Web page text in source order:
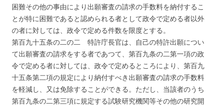
困難その他の事由により出願審査の請求の手数料を納付するこ
とが特に困難であると認められる者として政令で定める者以外
の者に対しては、政令で定める件数を限度とする。
第百九十五条の二の二 特許庁長官は、自己の特許出願につい
て出願審査の請求をする者であつて、第百九条の二第一項の政
令で定める者に対しては、政令で定めるところにより、第百九
十五条第二項の規定により納付すべき出願審査の請求の手数料
を軽減し、又は免除することができる。ただし、当該者のうち
第百九条の二第三項に規定する試験研究機関等その他の研究開